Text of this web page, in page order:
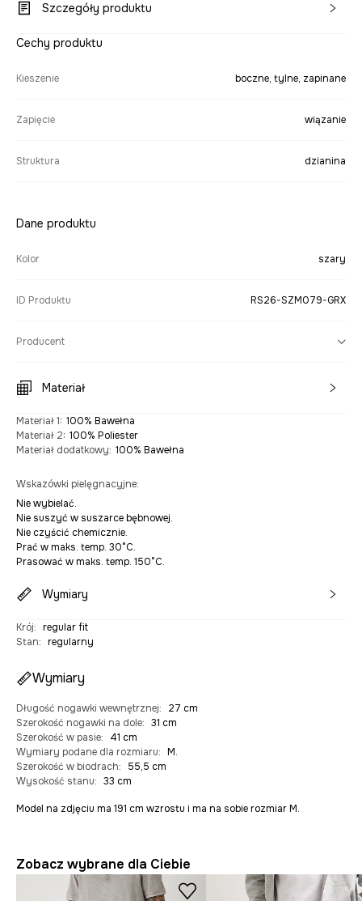
Szczegóły produktu
Cechy produktu
Kieszenie boczne, tylne, zapinane
Zapięcie wiązanie
Struktura dzianina
Dane produktu
Kolor szary
ID Produktu RS26-SZM079-GRX
Producent
Materiał
Materiał 1: 100% Bawełna
Materiał 2: 100% Poliester
Materiał dodatkowy: 100% Bawełna
Wskazówki pielęgnacyjne:
Nie wybielać.
Nie suszyć w suszarce bębnowej.
Nie czyścić chemicznie.
Prać w maks. temp. 30°C.
Prasować w maks. temp. 150°C.
Wymiary
Krój: regular fit
Stan: regularny
Wymiary
Długość nogawki wewnętrznej:
27 cm
Szerokość nogawki na dole: 31 cm
Szerokość w pasie:
41 cm
Wymiary podane dla rozmiaru: M.
Szerokość w biodrach:
55,5 cm
Wysokość stanu: 33 cm
Model na zdjęciu ma 191 cm wzrostu i ma na sobie rozmiar M.
Zobacz wybrane dla Ciebie